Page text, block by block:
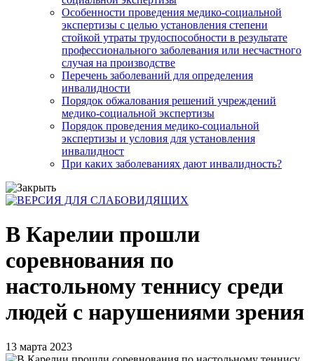
Особенности проведения медико-социальной
экспертизы с целью установления степени
стойкой утраты трудоспособности в результате
профессионального заболевания или несчастного
случая на производстве
Перечень заболеваний для определения
инвалидности
Порядок обжалования решений учреждений
медико-социальной экспертизы
Порядок проведения медико-социальной
экспертизы и условия для установления
инвалидност
При каких заболеваниях дают инвалидность?
В Карелии прошли
соревнования по
настольному теннису среди
людей с нарушениями зрения
13 марта 2023